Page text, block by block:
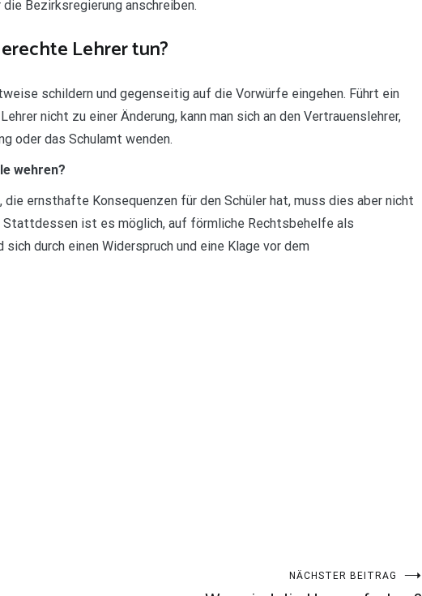
Bezirksregierung anschreiben.
Lehrer tun?
schildern und gegenseitig auf die Vorwürfe eingehen. Führt ein
nicht zu einer Änderung, kann man sich an den Vertrauenslehrer,
oder das Schulamt wenden.
wehren?
ernsthafte Konsequenzen für den Schüler hat, muss dies aber nicht
ist es möglich, auf förmliche Rechtsbehelfe als
durch einen Widerspruch und eine Klage vor dem
NÄCHSTER BEITRAG